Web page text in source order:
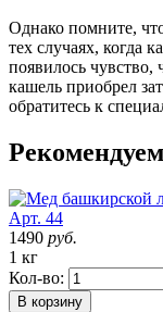
Однако помните,
тех случаях, когда
появилось чувство,
кашель приобрел
обратитесь к
Арт. 44
1490 руб.
1 кг
Кол-во:
В корзину